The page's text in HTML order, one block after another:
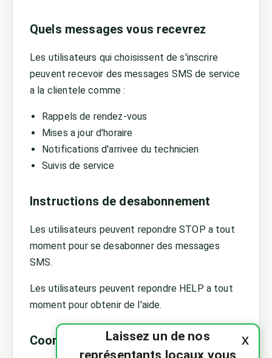
x
Laissez un de nos
représentants locaux vous
Quels messages vous recevrez
Les utilisateurs qui choisissent de s'inscrire
peuvent recevoir des messages SMS de service
a la clientele comme :
Rappels de rendez-vous
Mises a jour d'horaire
Notifications d'arrivee du technicien
Suivis de service
Instructions de desabonnement
Les utilisateurs peuvent repondre STOP a tout
moment pour se desabonner des messages
SMS.
Les utilisateurs peuvent repondre HELP a tout
moment pour obtenir de l'aide.
Coordonnees